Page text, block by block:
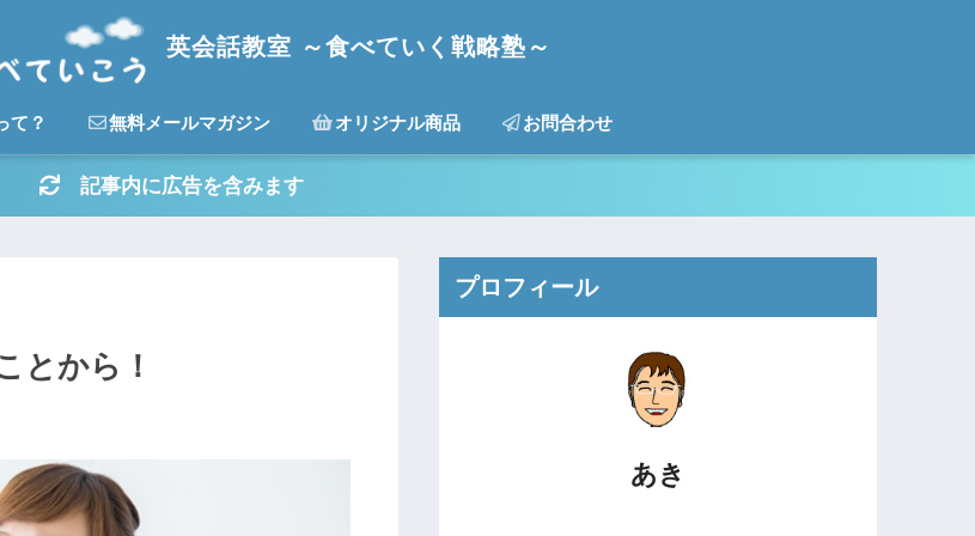
英会話教室 ～食べていく戦略塾～
て？ 無料メールマガジン オリジナル商品 お問合わせ
記事内に広告を含みます
とから！
プロフィール
あき